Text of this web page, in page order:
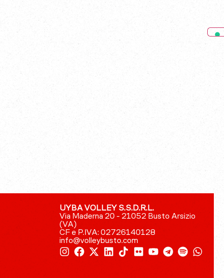
UYBA VOLLEY S.S.D.R.L.
Via Maderna 20 - 21052 Busto Arsizio
(VA)
CF e P.IVA: 02726140128
info@volleybusto.com